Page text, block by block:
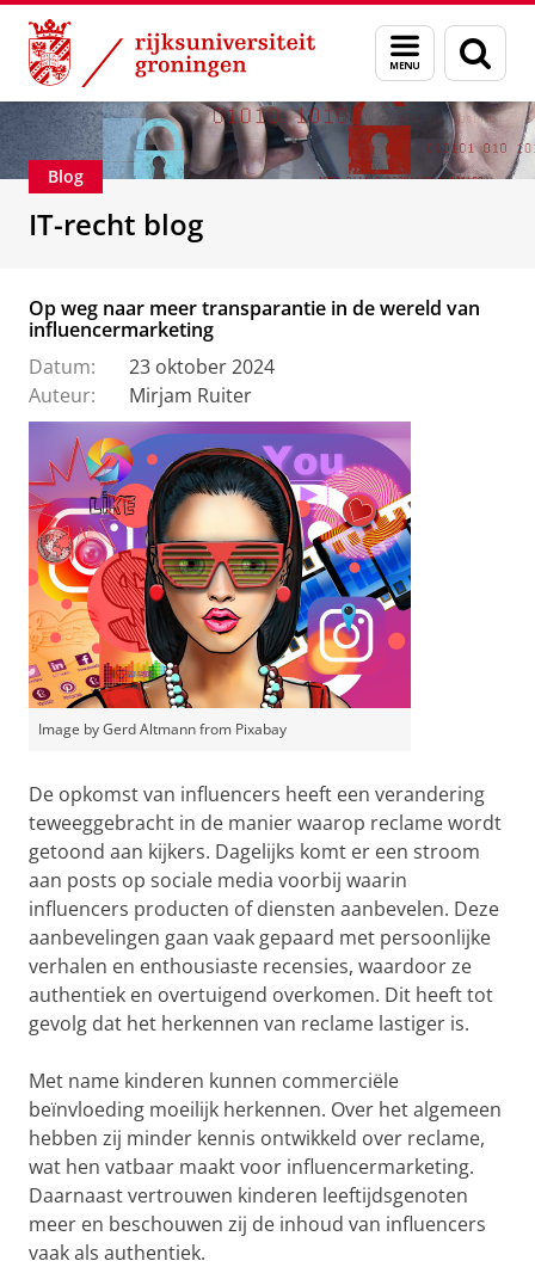
Skip
Content
Skip
Navigation
Menu
en
zoeken
Over ons IT-Recht
Blog
IT-recht blog
Op weg naar meer transparantie in de wereld van
influencermarketing
Datum:
23 oktober 2024
Auteur:
Mirjam Ruiter
Image by Gerd Altmann from Pixabay
De opkomst van influencers heeft een verandering
teweeggebracht in de manier waarop reclame wordt
getoond aan kijkers. Dagelijks komt er een stroom
aan posts op sociale media voorbij waarin
influencers producten of diensten aanbevelen. Deze
aanbevelingen gaan vaak gepaard met persoonlijke
verhalen en enthousiaste recensies, waardoor ze
authentiek en overtuigend overkomen. Dit heeft tot
gevolg dat het herkennen van reclame lastiger is.
Met name kinderen kunnen commerciële
beïnvloeding moeilijk herkennen. Over het algemeen
hebben zij minder kennis ontwikkeld over reclame,
wat hen vatbaar maakt voor influencermarketing.
Daarnaast vertrouwen kinderen leeftijdsgenoten
meer en beschouwen zij de inhoud van influencers
vaak als authentiek.